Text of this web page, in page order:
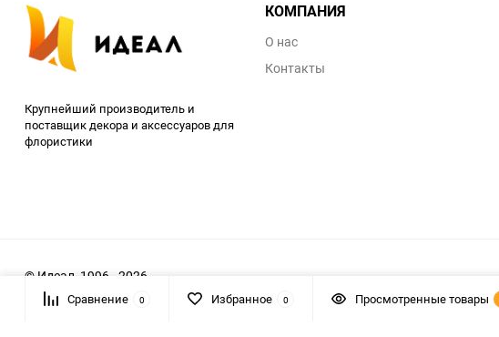
Крупнейший производитель и
поставщик декора и аксессуаров для
флористики
КОМПАНИЯ
О нас
Контакты
© Идеал, 1996 - 2026
Сравнение 0 Избранное 0 Просмотренные товары